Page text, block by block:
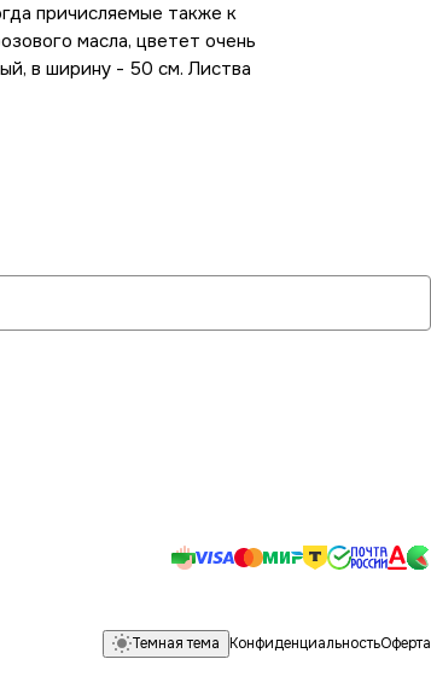
причисляемые также к
масла, цветет очень
в ширину - 50 см. Листва
Темная тема КонфиденциальностьОферта